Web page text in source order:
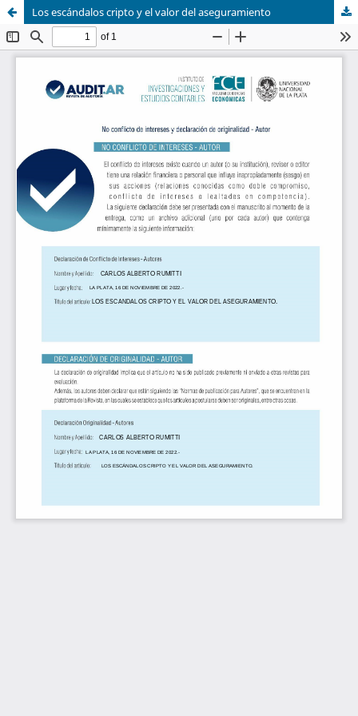
Los escándalos cripto y el valor del aseguramiento